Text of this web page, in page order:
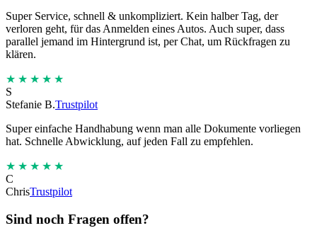
Super Service, schnell & unkompliziert. Kein halber Tag, der
verloren geht, für das Anmelden eines Autos. Auch super, dass
parallel jemand im Hintergrund ist, per Chat, um Rückfragen zu
klären.
★★★★★
S
Stefanie B.Trustpilot
Super einfache Handhabung wenn man alle Dokumente vorliegen
hat. Schnelle Abwicklung, auf jeden Fall zu empfehlen.
★★★★★
C
ChrisTrustpilot
Sind noch Fragen offen?